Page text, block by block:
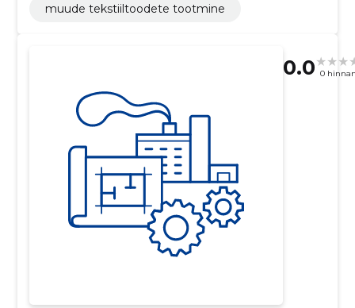
muude tekstiiltoodete tootmine
0.0 0